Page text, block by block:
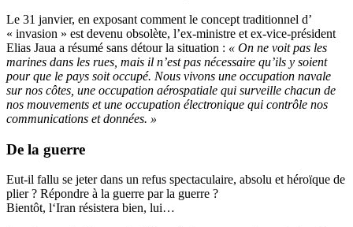
Le 31 janvier, en exposant comment le concept traditionnel d’
« invasion » est devenu obsolète, l’ex-ministre et ex-vice-président
Elias Jaua a résumé sans détour la situation : « On ne voit pas les
marines dans les rues, mais il n’est pas nécessaire qu’ils y soient
pour que le pays soit occupé. Nous vivons une occupation navale
sur nos côtes, une occupation aérospatiale qui surveille chacun de
nos mouvements et une occupation électronique qui contrôle nos
communications et données. »
De la guerre
Eut-il fallu se jeter dans un refus spectaculaire, absolu et héroïque de
plier ? Répondre à la guerre par la guerre ?
Bientôt, l‘Iran résistera bien, lui…